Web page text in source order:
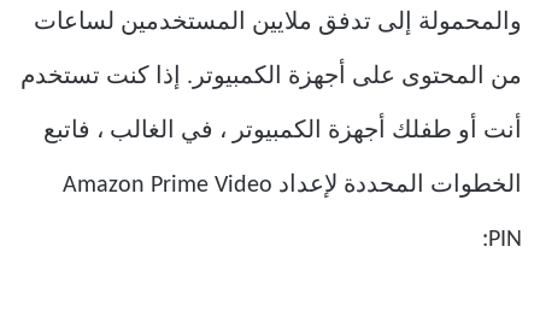
والمحمولة إلى تدفق ملايين المستخدمين لساعات
من المحتوى على أجهزة الكمبيوتر. إذا كنت تستخدم
أنت أو طفلك أجهزة الكمبيوتر ، في الغالب ، فاتبع
الخطوات المحددة لإعداد Amazon Prime Video
PIN: